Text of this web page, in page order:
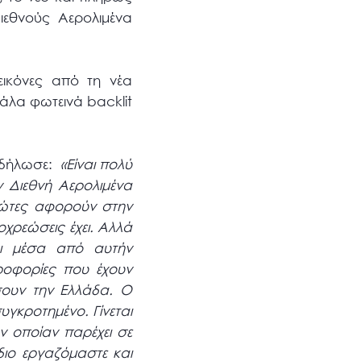
Αερολιμένα
από τη νέα
φωτεινά backlit
«Είναι πολύ
Αερολιμένα
αφορούν στην
έχει. Αλλά
μέσα από αυτήν
που έχουν
την Ελλάδα. Ο
Γίνεται
οποίαν παρέχει σε
εργαζόμαστε και